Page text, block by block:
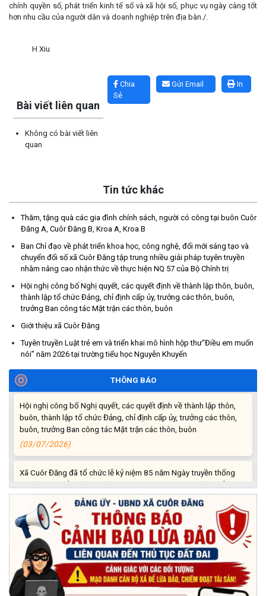
chính quyền số, phát triển kinh tế số và xã hội số, phục vụ ngày càng tốt
hơn nhu cầu của người dân và doanh nghiệp trên địa bàn./.
H Xiu
In
Gửi Email
Chia
Sẻ
Bài viết liên quan
Không có bài viết liên
quan
Tin tức khác
Thăm, tặng quà các gia đình chính sách, người có công tại buôn Cuôr
Đăng A, Cuôr Đăng B, Kroa A, Kroa B
Ban Chỉ đạo về phát triển khoa học, công nghệ, đổi mới sáng tạo và
chuyển đổi số xã Cuôr Đăng tập trung nhiều giải pháp tuyên truyền
nhằm nâng cao nhận thức về thực hiện NQ 57 của Bộ Chính trị
Hội nghị công bố Nghị quyết, các quyết định về thành lập thôn, buôn,
thành lập tổ chức Đảng, chỉ định cấp ủy, trưởng các thôn, buôn,
trưởng Ban công tác Mặt trận các thôn, buôn
Giới thiệu xã Cuôr Đăng
Tuyên truyền Luật trẻ em và triển khai mô hình hộp thư“Điều em muốn
nói” năm 2026 tại trường tiểu học Nguyễn Khuyến
THÔNG BÁO
Thông báo về thực hiện Luật tương trợ tư pháp về dân sự và
các văn bản quy định chi tiết, hướng dẫn thi hành
(04/08/2026)
Thông báo cảnh báo lừa đảo liên quan đến thủ tục đất đai
(24/07/2026)
Triển khai xây dựng mô hình “Trồng tái canh Cà phê Vối” năm
2026 tại các hộ nông dân trên địa bàn xã
(06/07/2026)
buôn, thành lập tổ chức Đảng, chỉ định cấp ủy, trưởng các thôn,
buôn, trưởng Ban công tác Mặt trận các thôn, buôn
(03/07/2026)
Người cao tuổi Việt Nam (06/06/1941-06/06/2026) và tổ
chức mừng thọ, chúc thọ Người cao tuổi trên địa bàn xã.
(05/06/2026)
PHÁT ĐỘNG THAM GIA CUỘC THI “ỨNG DỤNG TRÍ TUỆ NHÂN
TẠO VÀO CUỘC SỐNG – AI FOR LIFE 2026” TRÊN ĐỊA BÀN
TỈNH ĐẮK LẮK
(29/05/2026)